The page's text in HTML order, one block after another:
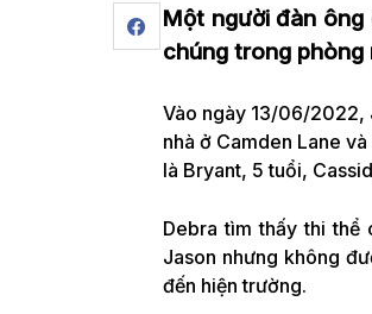
Một người đàn
chúng trong phòng
Vào ngày 13/06/2022,
nhà ở Camden Lane
là Bryant, 5 tuổi,
Debra tìm thấy thi thể
Jason nhưng không
đến hiện trường.